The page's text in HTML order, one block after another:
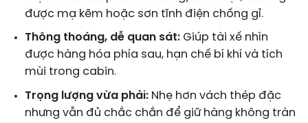
được mạ kẽm hoặc sơn tĩnh điện chống gỉ.
Thông thoáng, dễ quan sát:Giúp tài xế nhìn
được hàng hóa phía sau, hạn chế bí khí và tích
mùi trong cabin.
Trọng lượng vừa phải:Nhẹ hơn vách thép đặc
nhưng vẫn đủ chắc chắn để giữ hàng không tràn